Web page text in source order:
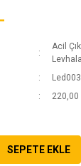
Acil
Led003
220,00
SEPETE EKLE